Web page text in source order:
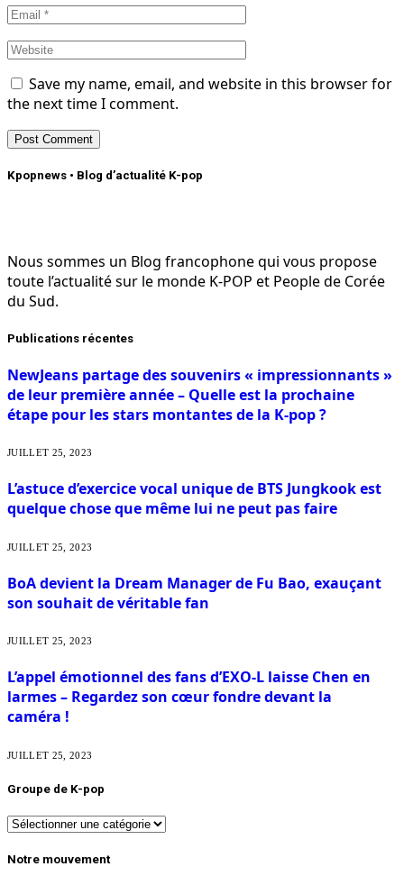
Save my name, email, and website in this browser for
the next time I comment.
Kpopnews • Blog d’actualité K-pop
Nous sommes un Blog francophone qui vous propose
toute l’actualité sur le monde K-POP et People de Corée
du Sud.
Publications récentes
NewJeans partage des souvenirs « impressionnants »
de leur première année – Quelle est la prochaine
étape pour les stars montantes de la K-pop ?
JUILLET 25, 2023
L’astuce d’exercice vocal unique de BTS Jungkook est
quelque chose que même lui ne peut pas faire
JUILLET 25, 2023
BoA devient la Dream Manager de Fu Bao, exauçant
son souhait de véritable fan
JUILLET 25, 2023
L’appel émotionnel des fans d’EXO-L laisse Chen en
larmes – Regardez son cœur fondre devant la
caméra !
JUILLET 25, 2023
Groupe de K-pop
Groupe
K-
Notre mouvement